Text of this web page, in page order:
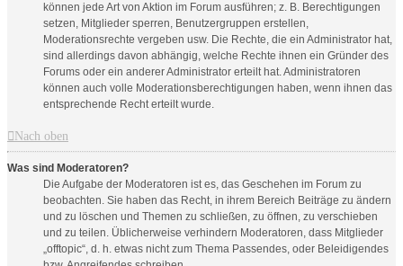
können jede Art von Aktion im Forum ausführen; z. B. Berechtigungen
setzen, Mitglieder sperren, Benutzergruppen erstellen,
Moderationsrechte vergeben usw. Die Rechte, die ein Administrator hat,
sind allerdings davon abhängig, welche Rechte ihnen ein Gründer des
Forums oder ein anderer Administrator erteilt hat. Administratoren
können auch volle Moderationsberechtigungen haben, wenn ihnen das
entsprechende Recht erteilt wurde.
Nach oben
Was sind Moderatoren?
Die Aufgabe der Moderatoren ist es, das Geschehen im Forum zu
beobachten. Sie haben das Recht, in ihrem Bereich Beiträge zu ändern
und zu löschen und Themen zu schließen, zu öffnen, zu verschieben
und zu teilen. Üblicherweise verhindern Moderatoren, dass Mitglieder
„offtopic“, d. h. etwas nicht zum Thema Passendes, oder Beleidigendes